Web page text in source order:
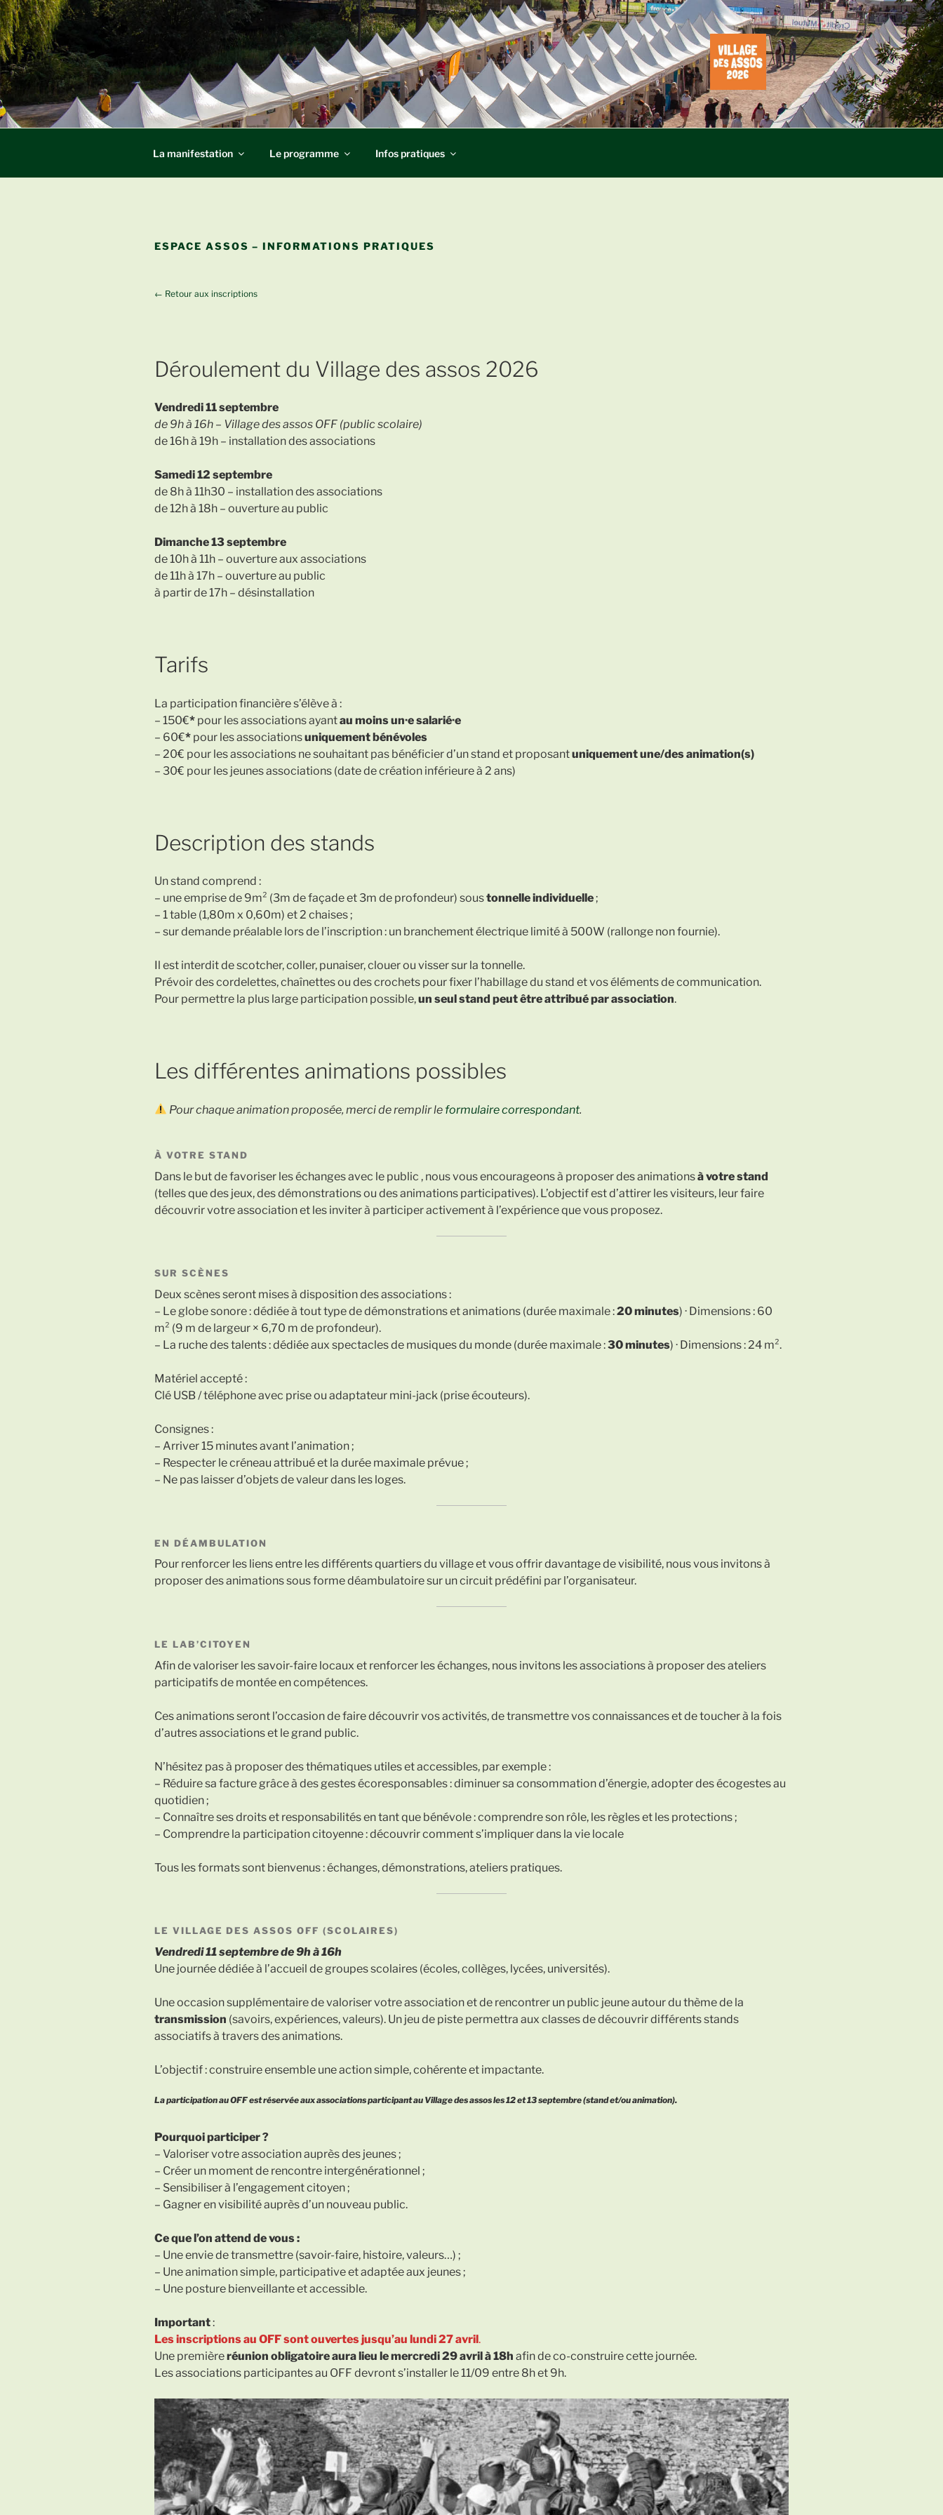
Aller
au
contenu
principal
VILLAGE DES ASSOS
Strasbourg
La manifestation Le programme Infos pratiques
ESPACE ASSOS – INFORMATIONS PRATIQUES
← Retour aux inscriptions
Déroulement du Village des assos 2026
Vendredi 11 septembre
de 9h à 16h – Village des assos OFF (public scolaire)
de 16h à 19h – installation des associations
Samedi 12 septembre
de 8h à 11h30 – installation des associations
de 12h à 18h – ouverture au public
Dimanche 13 septembre
de 10h à 11h – ouverture aux associations
de 11h à 17h – ouverture au public
à partir de 17h – désinstallation
Tarifs
La participation financière s’élève à :
– 150€* pour les associations ayantau moins un·e salarié·e
– 60€* pour les associationsuniquement bénévoles
– 20€ pour les associations ne souhaitant pas bénéficier d’un stand et proposantuniquement une/des animation(s)
– 30€ pour les jeunes associations (date de création inférieure à 2 ans)
Description des stands
Un stand comprend :
– une emprise de 9m² (3m de façade et 3m de profondeur) soustonnelle individuelle;
– 1 table (1,80m x 0,60m) et 2 chaises ;
– sur demande préalable lors de l’inscription : un branchement électrique limité à 500W (rallonge non fournie).
Il est interdit de scotcher, coller, punaiser, clouer ou visser sur la tonnelle.
Prévoir des cordelettes, chaînettes ou des crochets pour fixer l’habillage du stand et vos éléments de communication.
Pour permettre la plus large participation possible,un seul stand peut être attribué par association.
Les différentes animations possibles
Pour chaque animation proposée, merci de remplir le formulaire correspondant.
À VOTRE STAND
Dans le but de favoriser les échanges avec le public , nous vous encourageons à proposer des animationsà votre stand
(telles que des jeux, des démonstrations ou des animations participatives). L’objectif est d’attirer les visiteurs, leur faire
découvrir votre association et les inviter à participer activement à l’expérience que vous proposez.
SUR SCÈNES
Deux scènes seront mises à disposition des associations :
– Le globe sonore : dédiée à tout type de démonstrations et animations (durée maximale :20 minutes) · Dimensions : 60
m² (9 m de largeur × 6,70 m de profondeur).
– La ruche des talents : dédiée aux spectacles de musiques du monde (durée maximale :30 minutes) · Dimensions : 24 m².
Matériel accepté :
Clé USB / téléphone avec prise ou adaptateur mini-jack (prise écouteurs).
Consignes :
– Arriver 15 minutes avant l’animation ;
– Respecter le créneau attribué et la durée maximale prévue ;
– Ne pas laisser d’objets de valeur dans les loges.
EN DÉAMBULATION
Pour renforcer les liens entre les différents quartiers du village et vous offrir davantage de visibilité, nous vous invitons à
proposer des animations sous forme déambulatoire sur un circuit prédéfini par l’organisateur.
LE LAB’CITOYEN
Afin de valoriser les savoir-faire locaux et renforcer les échanges, nous invitons les associations à proposer des ateliers
participatifs de montée en compétences.
Ces animations seront l’occasion de faire découvrir vos activités, de transmettre vos connaissances et de toucher à la fois
d’autres associations et le grand public.
N’hésitez pas à proposer des thématiques utiles et accessibles, par exemple :
– Réduire sa facture grâce à des gestes écoresponsables : diminuer sa consommation d’énergie, adopter des écogestes au
quotidien ;
– Connaître ses droits et responsabilités en tant que bénévole : comprendre son rôle, les règles et les protections ;
– Comprendre la participation citoyenne : découvrir comment s’impliquer dans la vie locale
Tous les formats sont bienvenus : échanges, démonstrations, ateliers pratiques.
LE VILLAGE DES ASSOS OFF (SCOLAIRES)
Vendredi 11 septembre de 9h à 16h
Une journée dédiée à l’accueil de groupes scolaires (écoles, collèges, lycées, universités).
Une occasion supplémentaire de valoriser votre association et de rencontrer un public jeune autour du thème de la
transmission (savoirs, expériences, valeurs). Un jeu de piste permettra aux classes de découvrir différents stands
associatifs à travers des animations.
L’objectif : construire ensemble une action simple, cohérente et impactante.
La participation au OFF est réservée aux associations participant au Village des assos les 12 et 13 septembre (stand et/ou animation).
Pourquoi participer ?
– Valoriser votre association auprès des jeunes ;
– Créer un moment de rencontre intergénérationnel ;
– Sensibiliser à l’engagement citoyen ;
– Gagner en visibilité auprès d’un nouveau public.
Ce que l’on attend de vous :
– Une envie de transmettre (savoir-faire, histoire, valeurs…) ;
– Une animation simple, participative et adaptée aux jeunes ;
– Une posture bienveillante et accessible.
Important:
Les inscriptions au OFF sont ouvertes jusqu’au lundi 27 avril.
Une premièreréunion obligatoire aura lieu le mercredi 29 avril à 18h afin de co-construire cette journée.
Les associations participantes au OFF devront s’installer le 11/09 entre 8h et 9h.